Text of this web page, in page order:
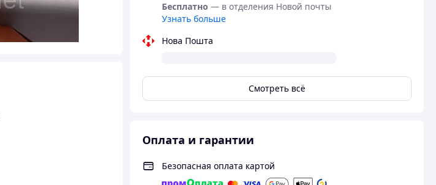
Бесплатно — в отделения Новой почты
Узнать больше
Нова Пошта
Смотреть всё
Оплата и гарантии
Безопасная оплата картой